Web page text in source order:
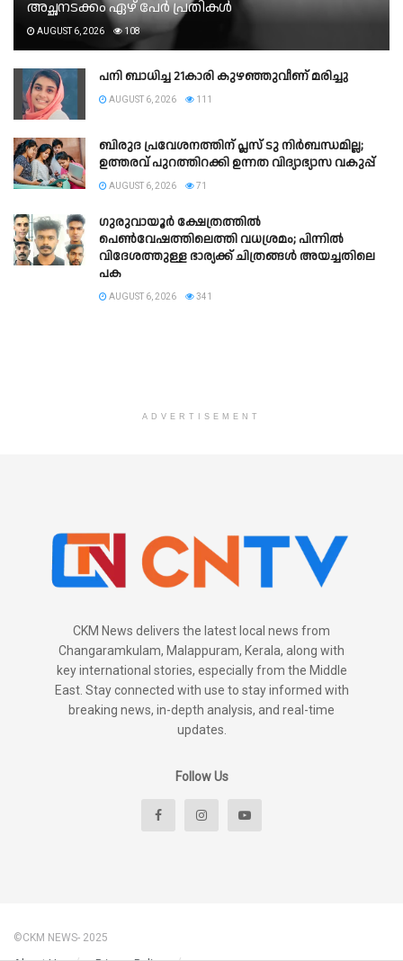
അച്ഛനടക്കം ഏഴ് പേർ പ്രതികൾ
AUGUST 6, 2026 108
പനി ബാധിച്ച 21കാരി കുഴഞ്ഞുവീണ് മരിച്ചു
AUGUST 6, 2026 111
ബിരുദ പ്രവേശനത്തിന് പ്ലസ് ടു നിര്‍ബന്ധമില്ല;
ഉത്തരവ് പുറത്തിറക്കി ഉന്നത വിദ്യാഭ്യാസ വകുപ്പ്
AUGUST 6, 2026 71
ഗുരുവായൂർ ക്ഷേത്രത്തിൽ
പെൺവേഷത്തിലെത്തി വധശ്രമം; പിന്നിൽ
വിദേശത്തുള്ള ഭാര്യക്ക് ചിത്രങ്ങൾ അയച്ചതിലെ
പക
AUGUST 6, 2026 341
ADVERTISEMENT
CKM News delivers the latest local news from
Changaramkulam, Malappuram, Kerala, along with
key international stories, especially from the Middle
East. Stay connected with use to stay informed with
breaking news, in-depth analysis, and real-time
updates.
Follow Us
©CKM NEWS- 2025